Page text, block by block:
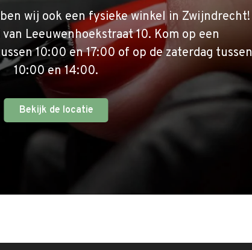
wij ook een fysieke winkel in Zwijndrecht!
Leeuwenhoekstraat 10. Kom op een
10:00 en 17:00 of op de zaterdag tussen
10:00 en 14:00.
Bekijk de locatie